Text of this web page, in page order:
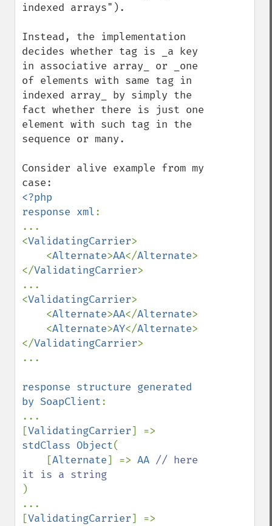
indexed arrays").
Instead, the implementation
decides whether tag is _a key
in associative array_ or _one
of elements with same tag in
indexed array_ by simply the
fact whether there is just one
element with such tag in the
sequence or many.
Consider alive example from my
<?php
response xml:
...
<ValidatingCarrier>
    <
Alternate>AA</Alternate>
</ValidatingCarrier>
...
<ValidatingCarrier>
    <
Alternate>AA</Alternate>
    <
Alternate>AY</Alternate>
</ValidatingCarrier>
...
response structure generated
by SoapClient:
...
[ValidatingCarrier
stdClass Object(
    [
Alternate] => AA // here
)
...
[ValidatingCarrier